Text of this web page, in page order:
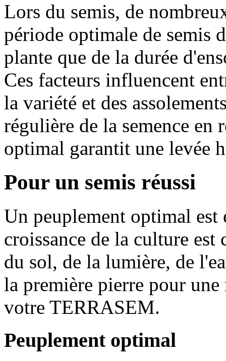
Lors du semis, de
période optimale de semis
plante que de la durée
Ces facteurs influencent
la variété et des
régulière de la semence
optimal garantit une levée
Pour un semis réussi
Un peuplement optimal est
croissance de la culture
du sol, de la lumière, de
la première pierre pour
votre TERRASEM.
Peuplement optimal